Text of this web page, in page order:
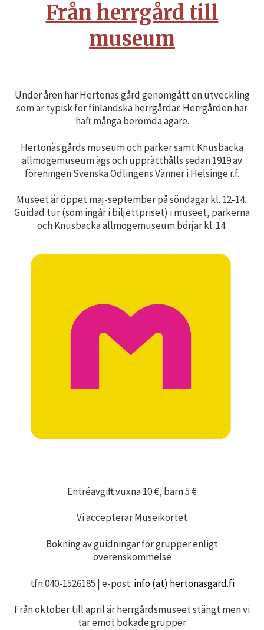
Från herrgård till
museum
Under åren har Hertonäs gård genomgått en utveckling
som är typisk för finländska herrgårdar. Herrgården har
haft många berömda ägare.
Hertonäs gårds museum och parker samt Knusbacka
allmogemuseum ägs och upprätthålls sedan 1919 av
föreningen Svenska Odlingens Vänner i Helsinge r.f.
Museet är öppet maj-september på söndagar kl. 12-14.
Guidad tur (som ingår i biljettpriset) i museet, parkerna
och Knusbacka allmogemuseum börjar kl. 14.
Entréavgift vuxna 10 €, barn 5 €
Vi accepterar Museikortet
Bokning av guidningar för grupper enligt
överenskommelse
tfn 040-1526185 | e-post: info (at) hertonasgard.fi
Från oktober till april är herrgårdsmuseet stängt men vi
tar emot bokade grupper